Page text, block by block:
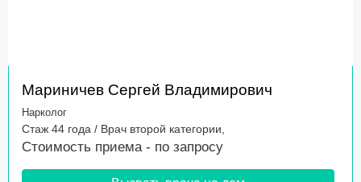
Мариничев Сергей Владимирович
Нарколог
Стаж 44 года / Врач второй категории,
Стоимость приема - по запросу